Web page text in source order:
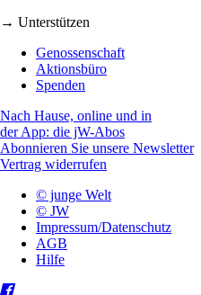
→ Unterstützen
Genossenschaft
Aktionsbüro
Spenden
Nach Hause, online und in
der App: die jW-Abos
Abonnieren Sie unsere Newsletter
Vertrag widerrufen
© junge Welt
© JW
Impressum/Datenschutz
AGB
Hilfe